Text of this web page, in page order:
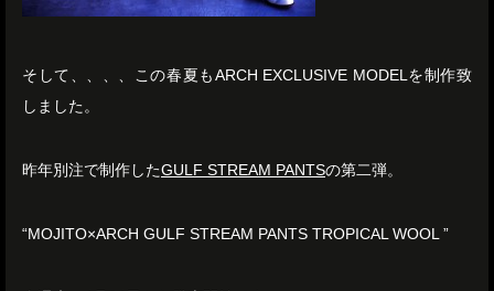
そして、、、、この春夏もARCH EXCLUSIVE MODELを制作致
しました。
昨年別注で制作したGULF STREAM PANTSの第二弾。
“MOJITO×ARCH GULF STREAM PANTS TROPICAL WOOL ”